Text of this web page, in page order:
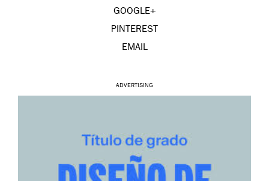
GOOGLE+
PINTEREST
EMAIL
ADVERTISING